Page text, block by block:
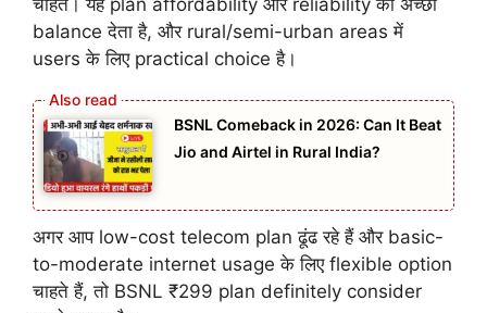
balance देता है, और rural/semi-urban areas में
users के लिए practical choice है।
BSNL Comeback in 2026: Can It Beat
Jio and Airtel in Rural India?
अगर आप low-cost telecom plan ढूंढ रहे हैं और basic-
to-moderate internet usage के लिए flexible option
चाहते हैं, तो BSNL ₹299 plan definitely consider